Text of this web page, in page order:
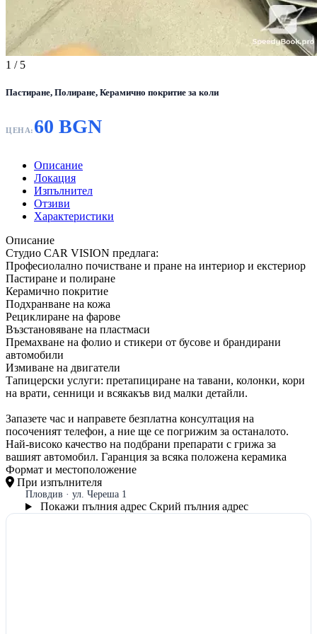
1 / 5
Пастиране, Полиране, Керамично покритие за коли
ЦЕНА: 60 BGN
Описание
Локация
Изпълнител
Отзиви
Характеристики
Описание
Студио CAR VISION предлага:
Професиолално почистване и пране на интериор и екстериор
Пастиране и полиране
Керамично покритие
Подхранване на кожа
Рециклиране на фарове
Възстановяване на пластмаси
Премахване на фолио и стикери от бусове и брандирани
автомобили
Измиване на двигатели
Тапицерски услуги: претапициране на тавани, колонки, кори
на врати, сенници и всякакъв вид малки детайли.
Запазете час и направете безплатна консултация на
посоченият телефон, а ние ще се погрижим за останалото.
Най-високо качество на подбрани препарати с грижа за
вашият автомобил. Гаранция за всяка положена керамика
Формат и местоположение
При изпълнителя
Пловдив · ул. Череша 1
Покажи пълния адрес Скрий пълния адрес